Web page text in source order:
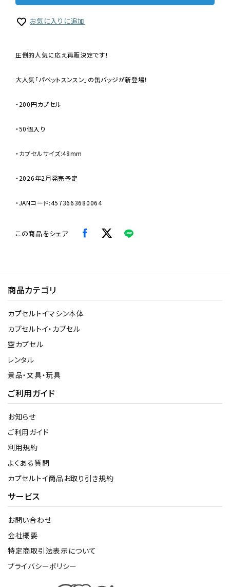
お気に入りに追加
圧倒的人気に応え再販決定です！
大人気「パペットスンスン」の缶バッジが新登場！
・200円カプセル
・50個入り
・カプセルサイズ:48mm
・2026年2月発売予定
・JANコード:4573663680064
この商品をシェア
商品カテゴリ
カプセルトイマシン本体
カプセルトイ・カプセル
空カプセル
レンタル
景品・文具・玩具
ご利用ガイド
お知らせ
ご利用ガイド
利用規約
よくある質問
カプセルトイ商品お取り引き規約
サービス
お問い合わせ
会社概要
特定商取引法表示について
プライバシーポリシー